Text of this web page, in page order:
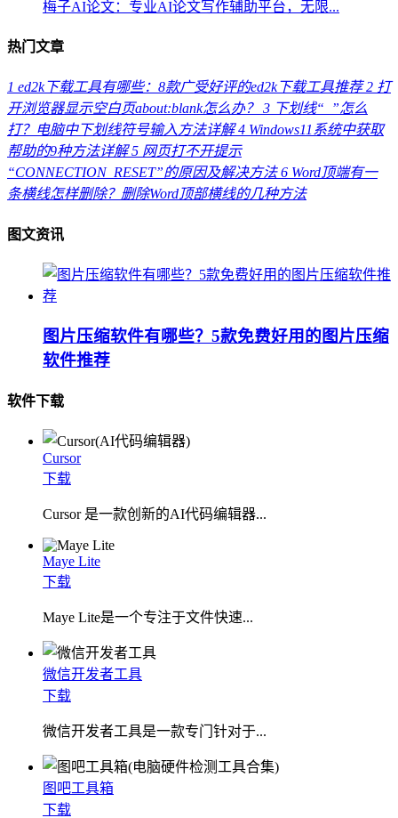
梅子AI论文：专业AI论文写作辅助平台，无限...
热门文章
1 ed2k下载工具有哪些：8款广受好评的ed2k下载工具推荐 2 打
开浏览器显示空白页about:blank怎么办？ 3 下划线“_”怎么
打？电脑中下划线符号输入方法详解 4 Windows11系统中获取
帮助的9种方法详解 5 网页打不开提示
“CONNECTION_RESET”的原因及解决方法 6 Word顶端有一
条横线怎样删除？删除Word顶部横线的几种方法
图文资讯
图片压缩软件有哪些？5款免费好用的图片压缩
软件推荐
软件下载
Cursor
下载
Cursor 是一款创新的AI代码编辑器...
Maye Lite
下载
​Maye Lite是一个专注于文件快速...
微信开发者工具
下载
微信开发者工具是一款专门针对于...
图吧工具箱
下载